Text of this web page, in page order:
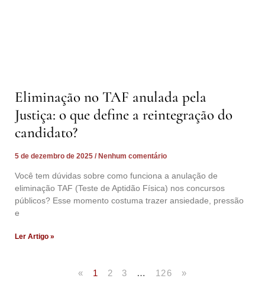
Eliminação no TAF anulada pela
Justiça: o que define a reintegração do
candidato?
5 de dezembro de 2025 Nenhum comentário
Você tem dúvidas sobre como funciona a anulação de
eliminação TAF (Teste de Aptidão Física) nos concursos
públicos? Esse momento costuma trazer ansiedade, pressão
e
Ler Artigo »
« 1 2 3 … 126 »